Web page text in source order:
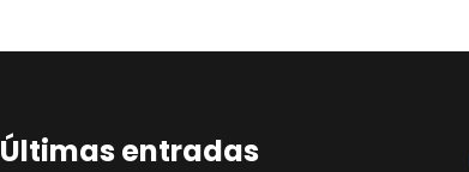
Últimas entradas